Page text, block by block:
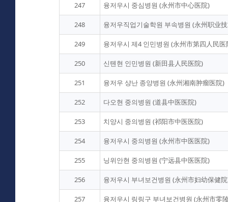
247 융저우시 중심병원 (永州市中心医院)
248 융저우직업기술학원 부속병원 (永州职业
249 융저우시 제4 인민병원 (永州市第四人民医
250 신톈현 인민병원 (新田县人民医院)
251 융저우 샹난 종양병원 (永州湘南肿瘤医院)
252 다오현 중의병원 (道县中医医院)
253 치양시 중의병원 (祁阳市中医医院)
254 융저우시 중의병원 (永州市中医医院)
255 닝위안현 중의병원 (宁远县中医医院)
256 융저우시 부녀보건병원 (永州市妇幼保健
257 융저우시 링링구 부녀보건병원 (永州市零